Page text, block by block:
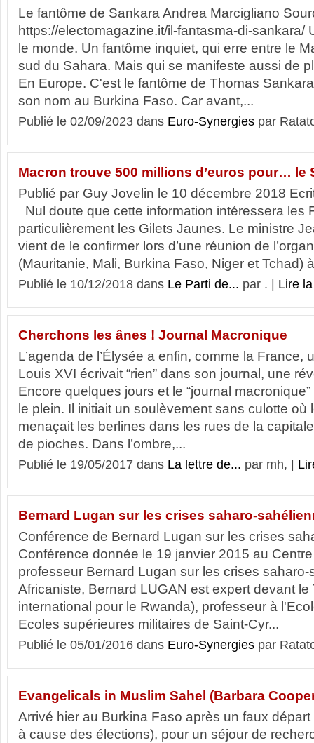
Le fantôme de Sankara Andrea Marcigliano
https://electomagazine.it/il-fantasma-di-sankara/
le monde. Un fantôme inquiet, qui erre entre le
sud du Sahara. Mais qui se manifeste aussi de
En Europe. C'est le fantôme de Thomas
son nom au Burkina Faso. Car avant,...
Publié le 02/09/2023 dans Euro-Synergies par
Macron trouve 500 millions d’euros pour… le
Publié par Guy Jovelin le 10 décembre 2018
Nul doute que cette information intéressera les
particulièrement les Gilets Jaunes. Le ministre
vient de le confirmer lors d’une réunion de
(Mauritanie, Mali, Burkina Faso, Niger et Tchad)
Publié le 10/12/2018 dans Le Parti de... par . | Lire
Cherchons les ânes ! Journal Macronique
L’agenda de l’Élysée a enfin, comme la France,
Louis XVI écrivait “rien” dans son journal, une
Encore quelques jours et le “journal
le plein. Il initiait un soulèvement sans culotte où
menaçait les berlines dans les rues de la
de pioches. Dans l’ombre,...
Publié le 19/05/2017 dans La lettre de... par mh, |
Bernard Lugan sur les crises saharo-
Conférence de Bernard Lugan sur les crises
Conférence donnée le 19 janvier 2015 au
professeur Bernard Lugan sur les crises
Africaniste, Bernard LUGAN est expert devant le
international pour le Rwanda), professeur à
Ecoles supérieures militaires de Saint-Cyr...
Publié le 05/01/2016 dans Euro-Synergies par
Evangelicals in Muslim Sahel (Barbara
Arrivé hier au Burkina Faso après un faux
à cause des élections), pour un séjour de